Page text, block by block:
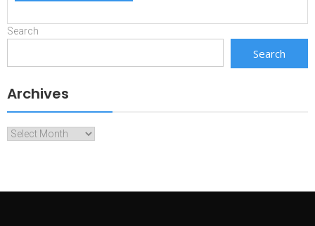
Search
Search
Archives
Archives